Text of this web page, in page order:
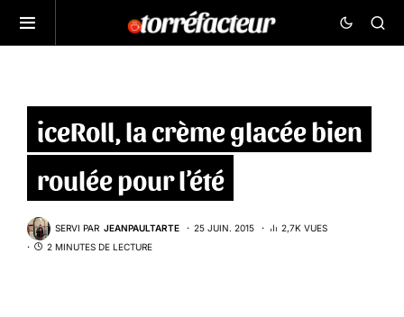
iceRoll, la crème glacée bien
roulée pour l’été
SERVI PAR JEANPAULTARTE 25 JUIN. 2015
2,7K VUES
2 MINUTES DE LECTURE